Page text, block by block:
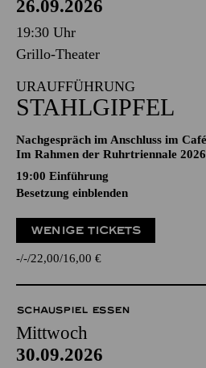
26.09.2026
19:30 Uhr
Grillo-Theater
URAUFFÜHRUNG
STAHLGIPFEL
Nachgespräch im Anschluss im
Im Rahmen der Ruhrtriennale 2026
19:00 Einführung
Besetzung einblenden
WENIGE TICKETS
- - 22,00 16,00 €
SCHAUSPIEL ESSEN
Mittwoch
30.09.2026